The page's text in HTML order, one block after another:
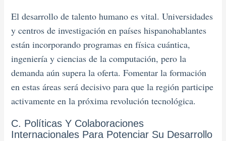
El desarrollo de talento humano es vital. Universidades
y centros de investigación en países hispanohablantes
están incorporando programas en física cuántica,
ingeniería y ciencias de la computación, pero la
demanda aún supera la oferta. Fomentar la formación
en estas áreas será decisivo para que la región participe
activamente en la próxima revolución tecnológica.
C. Políticas Y Colaboraciones
Internacionales Para Potenciar Su Desarrollo